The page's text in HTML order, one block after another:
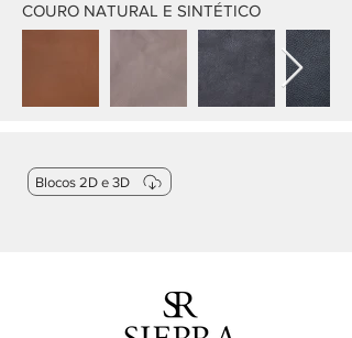
COURO NATURAL E SINTÉTICO
Blocos 2D e 3D